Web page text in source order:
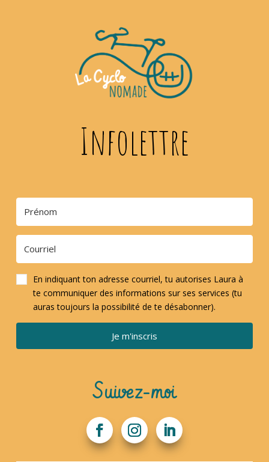
Infolettre
En indiquant ton adresse courriel, tu autorises Laura à
te communiquer des informations sur ses services (tu
auras toujours la possibilité de te désabonner).
Je m'inscris
Suivez-moi